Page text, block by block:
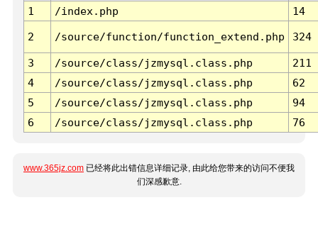
1
/index.php 14
2 /source/function/function_extend.php 324
3 /source/class/jzmysql.class.php
211
4
/source/class/jzmysql.class.php
62
5
/source/class/jzmysql.class.php
94
6
/source/class/jzmysql.class.php 76
www.365jz.com 已经将此出错信息详细记录, 由此给您带来的访问不便我
们深感歉意.